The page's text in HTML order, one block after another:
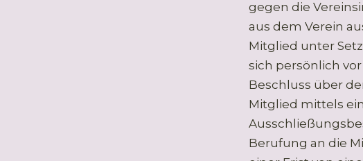
gegen die
aus dem Verein
Mitglied unter
sich persönlich
Beschluss über
Mitglied mittels
Berufung an die